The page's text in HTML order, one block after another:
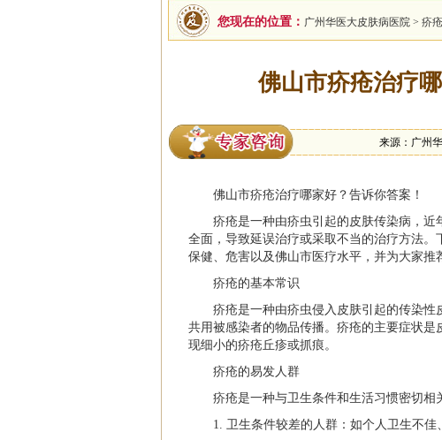
您现在的位置： 广州华医大皮肤病医院 > 疥疮
佛山市疥疮治疗
来源：广州
佛山市疥疮治疗哪家好？告诉你答案！
疥疮是一种由疥虫引起的皮肤传染病，
全面，导致延误治疗或采取不当的治疗方法
保健、危害以及佛山市医疗水平，并为大家
疥疮的基本常识
疥疮是一种由疥虫侵入皮肤引起的传染
共用被感染者的物品传播。疥疮的主要症状
现细小的疥疮丘疹或抓痕。
疥疮的易发人群
疥疮是一种与卫生条件和生活习惯密切相
1. 卫生条件较差的人群：如个人卫生不佳